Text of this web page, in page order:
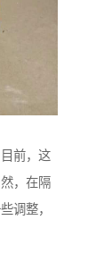
前，这
，在隔
调整，